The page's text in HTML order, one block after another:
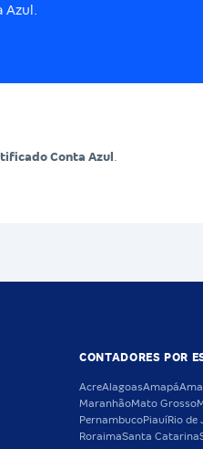
Azul.
Conta Azul .
CONTADORES POR
AcreAlagoasAmapá
MaranhãoMato Grosso
PernambucoPiauíRio de
RoraimaSanta Catarina